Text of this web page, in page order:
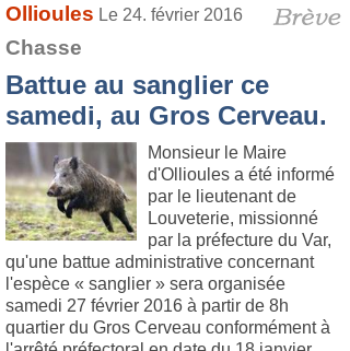
Ollioules Le 24. février 2016
Chasse
Battue au sanglier ce
samedi, au Gros Cerveau.
Monsieur le Maire
d'Ollioules a été informé
par le lieutenant de
Louveterie, missionné
par la préfecture du Var,
qu'une battue administrative concernant
l'espèce « sanglier » sera organisée
samedi 27 février 2016 à partir de 8h
quartier du Gros Cerveau conformément à